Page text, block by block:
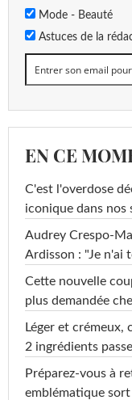
Mode - Beauté
Astuces de la
EN CE
C'est l'overdose
iconique dans nos
Audrey Crespo-
Ardisson : "Je n'ai
Cette nouvelle
plus demandée
Léger et crémeux,
2 ingrédients
Préparez-vous à
emblématique